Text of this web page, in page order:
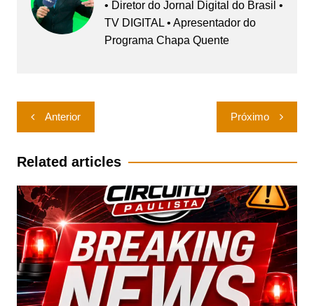
• Diretor do Jornal Digital do Brasil •
TV DIGITAL • Apresentador do
Programa Chapa Quente
Navegação
de
Post
Anterior Próximo
Related articles